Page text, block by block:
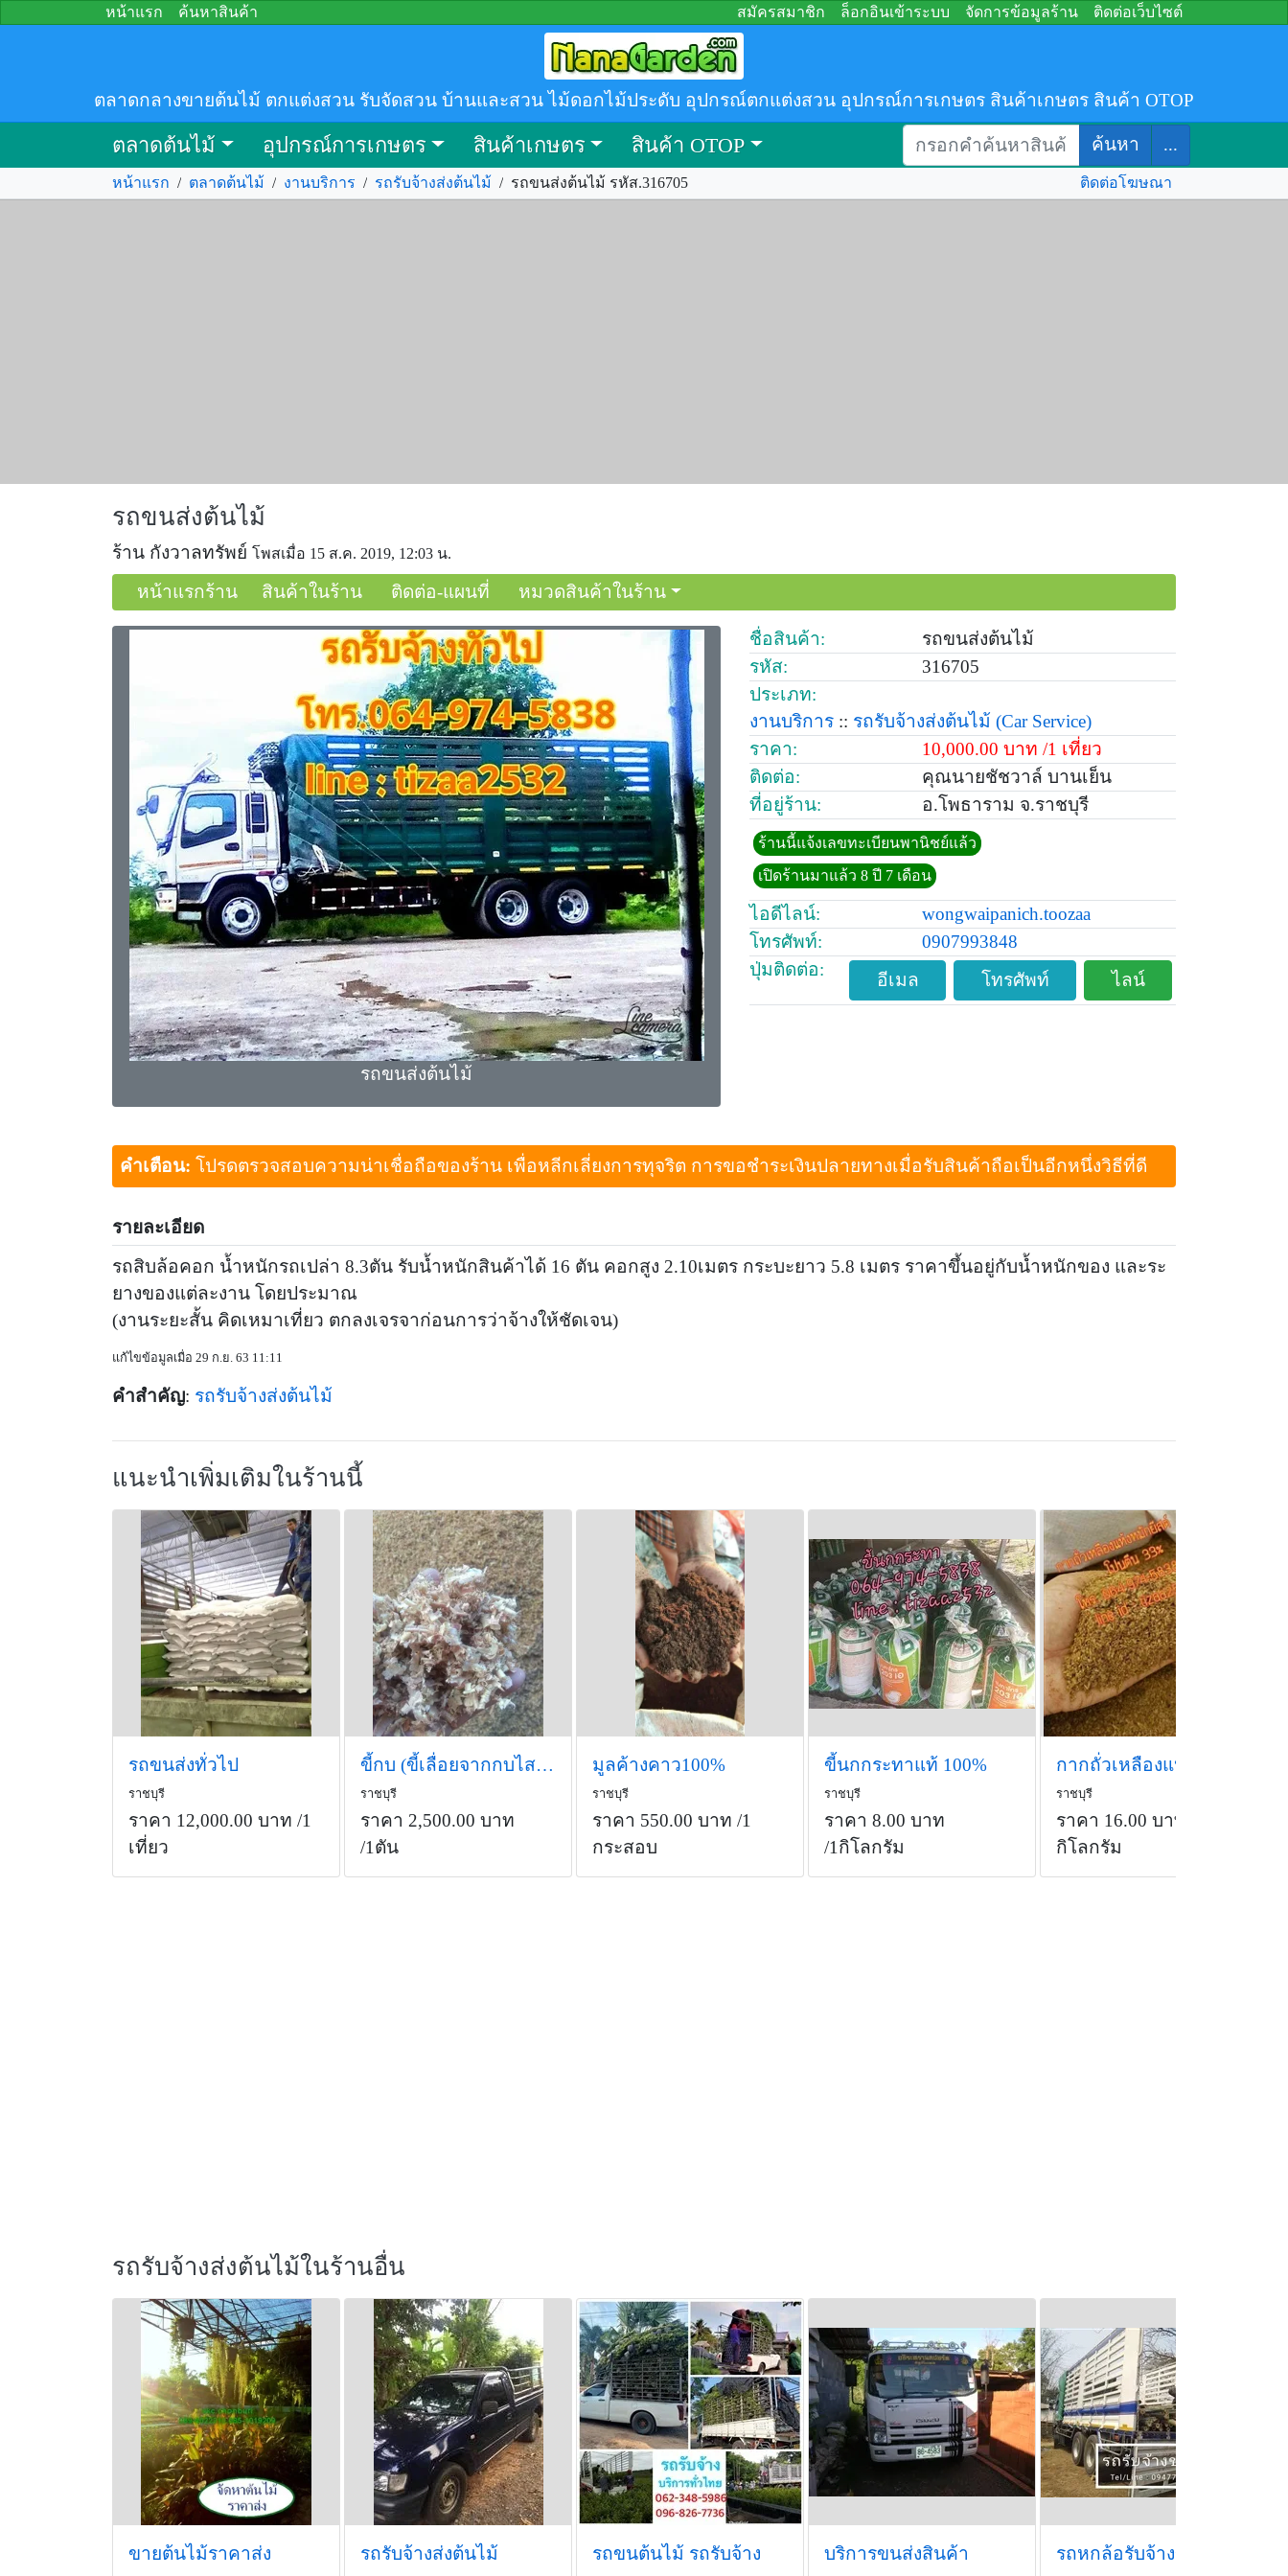
หน้าแรก ค้นหาสินค้า สมัครสมาชิก ล็อกอินเข้าระบบ จัดการข้อมูลร้าน ติดต่อเว็บไซต์
ตลาดกลางขายต้นไม้ ตกแต่งสวน รับจัดสวน บ้านและสวน ไม้ดอกไม้ประดับ อุปกรณ์ตกแต่งสวน อุปกรณ์การเกษตร สินค้าเกษตร สินค้า OTOP
ตลาดต้นไม้ อุปกรณ์การเกษตร สินค้าเกษตร สินค้า OTOP ค้นหา ...
หน้าแรก / ตลาดต้นไม้ / งานบริการ / รถรับจ้างส่งต้นไม้ / รถขนส่งต้นไม้ รหัส.316705 ติดต่อโฆษณา
รถขนส่งต้นไม้
ร้าน กังวาลทรัพย์ โพสเมื่อ 15 ส.ค. 2019, 12:03 น.
หน้าแรกร้าน สินค้าในร้าน ติดต่อ-แผนที่ หมวดสินค้าในร้าน
รถขนส่งต้นไม้
ชื่อสินค้า:
รถขนส่งต้นไม้
รหัส:
316705
ประเภท:
งานบริการ :: รถรับจ้างส่งต้นไม้ (Car Service)
ราคา:
10,000.00 บาท /1 เที่ยว
ติดต่อ:
คุณนายชัชวาล์ บานเย็น
ที่อยู่ร้าน:
อ.โพธาราม จ.ราชบุรี
ร้านนี้แจ้งเลขทะเบียนพานิชย์แล้ว
เปิดร้านมาแล้ว 8 ปี 7 เดือน
ไอดีไลน์:
wongwaipanich.toozaa
โทรศัพท์:
0907993848
ปุ่มติดต่อ:
อีเมล โทรศัพท์ ไลน์
คำเตือน: โปรดตรวจสอบความน่าเชื่อถือของร้าน เพื่อหลีกเลี่ยงการทุจริต การขอชำระเงินปลายทางเมื่อรับสินค้าถือเป็นอีกหนึ่งวิธีที่ดี
รายละเอียด
รถสิบล้อคอก น้ำหนักรถเปล่า 8.3ตัน รับน้ำหนักสินค้าได้ 16 ตัน คอกสูง 2.10เมตร กระบะยาว 5.8 เมตร ราคาขึ้นอยู่กับน้ำหนักของ และระ
ยางของแต่ละงาน โดยประมาณ
(งานระยะสั้น คิดเหมาเที่ยว ตกลงเจรจาก่อนการว่าจ้างให้ชัดเจน)
แก้ไขข้อมูลเมื่อ 29 ก.ย. 63 11:11
คำสำคัญ: รถรับจ้างส่งต้นไม้
แนะนำเพิ่มเติมในร้านนี้
รถขนส่งทั่วไป
ราชบุรี
ราคา 12,000.00 บาท /1
เที่ยว
ขี้กบ (ขี้เลื่อยจากกบไสไม้)
ราชบุรี
ราคา 2,500.00 บาท
/1ตัน
มูลค้างคาว100%
ราชบุรี
ราคา 550.00 บาท /1
กระสอบ
ขี้นกกระทาแท้ 100%
ราชบุรี
ราคา 8.00 บาท
/1กิโลกรัม
ราชบุรี
ราคา 16.00 บาท
กิโลกรัม
รถรับจ้างส่งต้นไม้ในร้านอื่น
ขายต้นไม้ราคาส่ง รถรับจ้างส่งต้นไม้ รถขนต้นไม้ รถรับจ้าง บริการขนส่งสินค้า